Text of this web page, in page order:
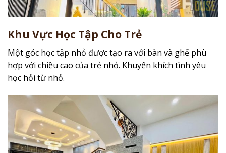
Khu Vực Học Tập Cho Trẻ
Một góc học tập nhỏ được tạo ra với bàn và ghế phù
hợp với chiều cao của trẻ nhỏ. Khuyến khích tình yêu
học hỏi từ nhỏ.